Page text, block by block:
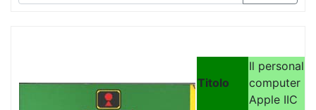
Titolo
Il personal
computer
Apple IIC